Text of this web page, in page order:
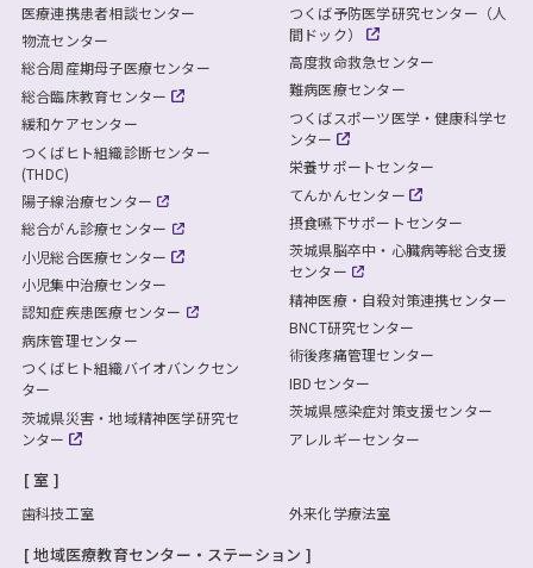
医療連携患者相談センター
物流センター
総合周産期母子医療センター
総合臨床教育センター
緩和ケアセンター
つくばヒト組織診断センター
(THDC)
陽子線治療センター
総合がん診療センター
小児総合医療センター
小児集中治療センター
認知症疾患医療センター
病床管理センター
つくばヒト組織バイオバンクセン
ター
茨城県災害・地域精神医学研究セ
ンター
つくば予防医学研究センター（人
間ドック）
高度救命救急センター
難病医療センター
つくばスポーツ医学・健康科学セ
ンター
栄養サポートセンター
てんかんセンター
摂食嚥下サポートセンター
茨城県脳卒中・心臓病等総合支援
センター
精神医療・自殺対策連携センター
BNCT研究センター
術後疼痛管理センター
IBDセンター
茨城県感染症対策支援センター
アレルギーセンター
室
歯科技工室 外来化学療法室
地域医療教育センター・ステーション